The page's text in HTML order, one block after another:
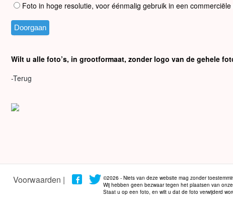
Foto in hoge resolutie, voor éénmalig gebruik in een
Wilt u alle foto’s, in grootformaat, zonder logo van de gehele
-Terug
Voorwaarden |
©2026 - Niets van deze website mag zonder
Wij hebben geen bezwaar tegen het plaatsen van
Staat u op een foto, en wilt u dat de foto verwijderd